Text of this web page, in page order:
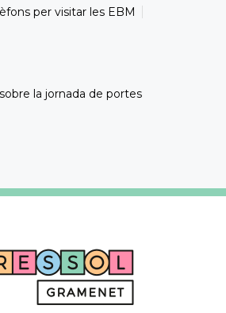
per visitar les EBM
la jornada de portes